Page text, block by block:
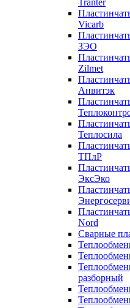
Tranter
Vicarb
ЗЭО
Zilmet
Анвитэк
Теплосила
ТПлР
ЭксЭко
Nord
Сварные
разборный